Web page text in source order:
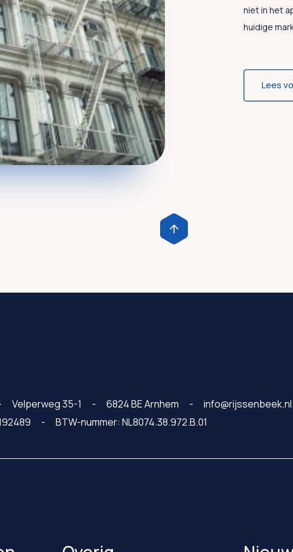
niet in het
huidige
Lees
Velperweg 35-1 6824 BE Arnhem info@rijssenbeek.nl
BTW-nummer: NL8074.38.972.B.01